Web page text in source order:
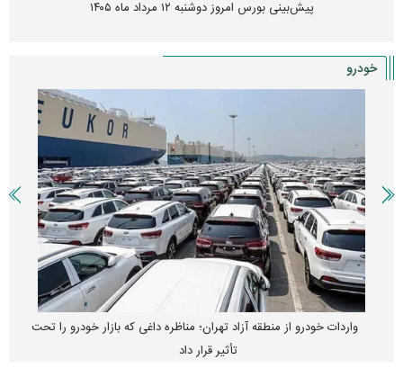
پیش‌بینی بورس امروز دوشنبه ۱۲ مرداد ماه ۱۴۰۵
خودرو
واردات خودرو از منطقه آزاد تهران؛ مناظره داغی که بازار خودرو را تحت
تأثیر قرار داد